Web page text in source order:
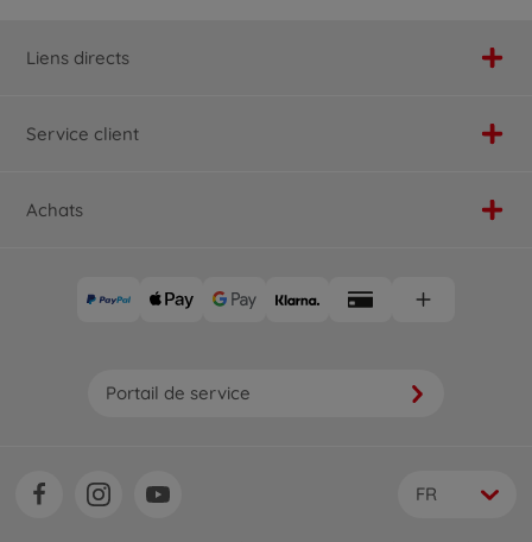
Liens directs
Service client
Achats
Portail de service
FR